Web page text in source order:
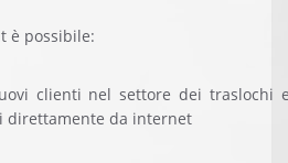
è possibile:
clienti nel settore dei traslochi
direttamente da internet